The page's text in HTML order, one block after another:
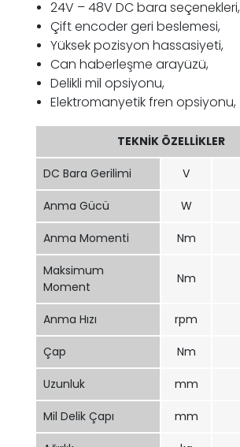
24V – 48V DC bara seçenekleri,
Çift encoder geri beslemesi,
Yüksek pozisyon hassasiyeti,
Can haberleşme arayüzü,
Delikli mil opsiyonu,
Elektromanyetik fren opsiyonu,
TEKNİK ÖZELLİKLER
DC Bara Gerilimi V
Anma Gücü W
Anma Momenti Nm
Maksimum
Moment
Nm
Anma Hızı rpm
Çap Nm
Uzunluk mm
Mil Delik Çapı mm